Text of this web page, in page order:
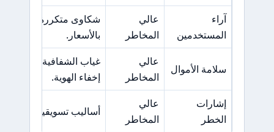
آراء
المستخدمين
عالي
المخاطر
شكاوى متكررة حول
بالأسعار.
سلامة الأموال
عالي
المخاطر
غياب الشفافية في
إخفاء الهوية.
إشارات
الخطر
عالي
المخاطر
أساليب تسويقية مضللة